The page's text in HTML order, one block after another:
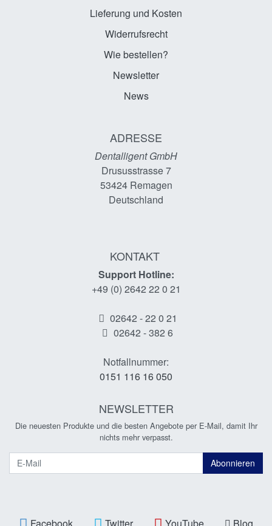
Lieferung und Kosten
Widerrufsrecht
Wie bestellen?
Newsletter
News
ADRESSE
Dentalligent GmbH
Drususstrasse 7
53424Remagen
Deutschland
KONTAKT
Support Hotline:
+49 (0) 2642 22 0 21
02642 - 22 0 21
02642 - 382 6
Notfallnummer:
0151 116 16 050
NEWSLETTER
Die neuesten Produkte und die besten Angebote per E-Mail, damit Ihr
nichts mehr verpasst.
Abonnieren